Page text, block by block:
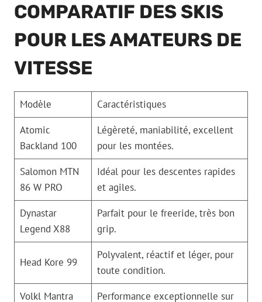
COMPARATIF DES SKIS
POUR LES AMATEURS DE
VITESSE
Modèle
Caractéristiques
Atomic
Backland 100
Légèreté, maniabilité, excellent
pour les montées.
Salomon MTN
86 W PRO
Idéal pour les descentes rapides
et agiles.
Dynastar
Legend X88
Parfait pour le freeride, très bon
grip.
Head Kore 99
Polyvalent, réactif et léger, pour
toute condition.
Volkl Mantra
Performance exceptionnelle sur